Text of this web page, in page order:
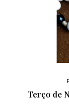
Terço de